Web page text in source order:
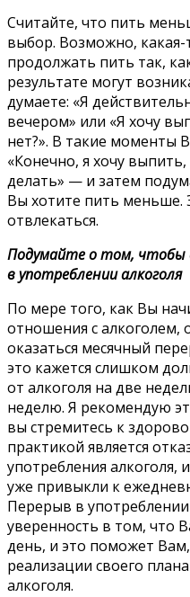
Считайте, что пить
выбор. Возможно, какая-
продолжать пить так,
результате могут
думаете: «Я
вечером» или «Я хочу
нет?». В такие моменты
«Конечно, я хочу
делать» — и затем
Вы хотите пить
отвлекаться.
Подумайте о том, чтобы
в употреблении алкоголя
По мере того, как Вы
отношения с
оказаться месячный
это кажется слишком
от алкоголя на две
неделю. Я рекомендую
вы стремитесь к
практикой является
употребления
уже привыкли к
Перерыв в
уверенность в том, что
день, и это поможет
реализации своего
алкоголя.